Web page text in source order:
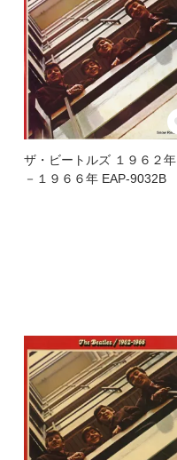
ザ・ビートルズ １９６２年
－１９６６年 EAP-9032B